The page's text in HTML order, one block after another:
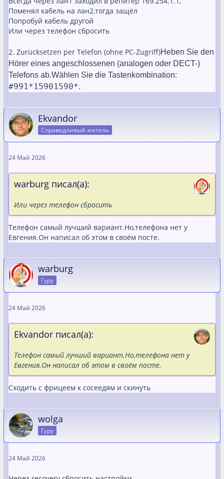
Поменял кабель на лан2,тогда защёл
Попробуй кабель другой
Или через телефон сбросить
2. Zurücksetzen per Telefon (ohne PC-Zugriff)Heben Sie den
Hörer eines angeschlossenen (analogen oder DECT-)
Telefons ab.Wählen Sie die Tastenkombination:
#991*15901590*.
Ekvandor
Справедливый житель
24 Май 2026
warburg писал(а):
Или через телефон сбросить
Телефон самый лучший вариант.Но,телефона нет у
Евгения.Он написал об этом в своём посте.
warburg
Гуру
24 Май 2026
Ekvandor писал(а):
Телефон самый лучший вариант.Но,телефона нет у
Евгения.Он написал об этом в своём посте.
Сходить с фрицеем к сосеедям и скинуть
wolga
Гуру
24 Май 2026